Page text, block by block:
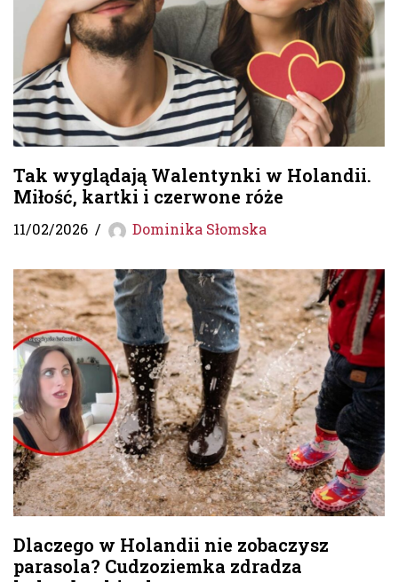
Tak wyglądają Walentynki w Holandii.
Miłość, kartki i czerwone róże
11/02/2026 Dominika Słomska
Dlaczego w Holandii nie zobaczysz
parasola? Cudzoziemka zdradza